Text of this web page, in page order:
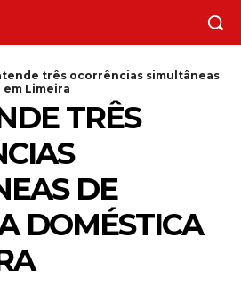
três ocorrências simultâneas
Limeira
TRÊS
DE
DOMÉSTICA